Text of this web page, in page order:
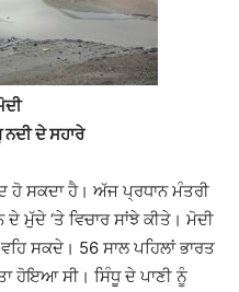
ਦੇ ਸਹਾਰੇ
ਹੋ ਸਕਦਾ ਹੈ। ਅੱਜ ਪ੍ਰਧਾਨ ਮੰਤਰੀ
ਮੁੱਦੇ ‘ਤੇ ਵਿਚਾਰ ਸਾਂਝੇ ਕੀਤੇ। ਮੋਦੀ
ਸਕਦੇ। 56 ਸਾਲ ਪਹਿਲਾਂ ਭਾਰਤ
ਹੋਇਆ ਸੀ। ਸਿੰਧੂ ਦੇ ਪਾਣੀ ਨੂੰ